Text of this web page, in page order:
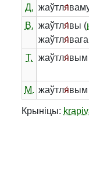
Д. жаўтля́
В. жаўтля́вы (
жаўтля́
Т.
жаўтля́вым
М. жаўтля́вым
Крыніцы: